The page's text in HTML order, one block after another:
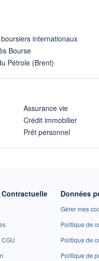
internationaux
Bourse
Pétrole (Brent)
Assurance vie
Crédit immobilier
Prêt personnel
Données
Gérer mes
Politique de
Politique de
Politique de